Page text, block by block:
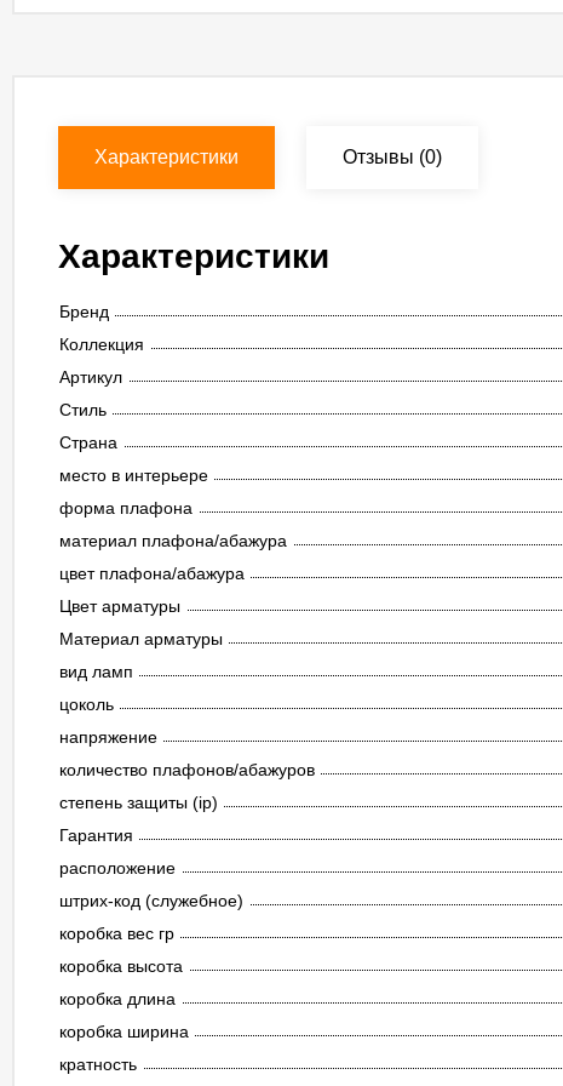
Характеристики Отзывы (0)
Характеристики
Бренд
Коллекция
Артикул
Стиль
Страна
место в интерьере
форма плафона
материал плафона/абажура
цвет плафона/абажура
Цвет арматуры
Материал арматуры
вид ламп
цоколь
напряжение
количество плафонов/абажуров
степень защиты (ip)
Гарантия
расположение
штрих-код (служебное)
коробка вес гр
коробка высота
коробка длина
коробка ширина
кратность